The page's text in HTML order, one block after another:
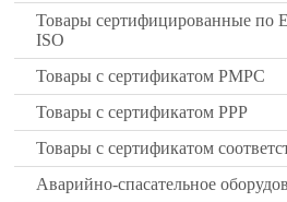
Товары сертифицированные по
ISO
Товары с сертификатом РМРС
Товары с сертификатом РРР
Товары с сертификатом
Аварийно-спасательное